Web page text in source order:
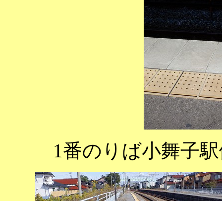
1番のりば小舞子